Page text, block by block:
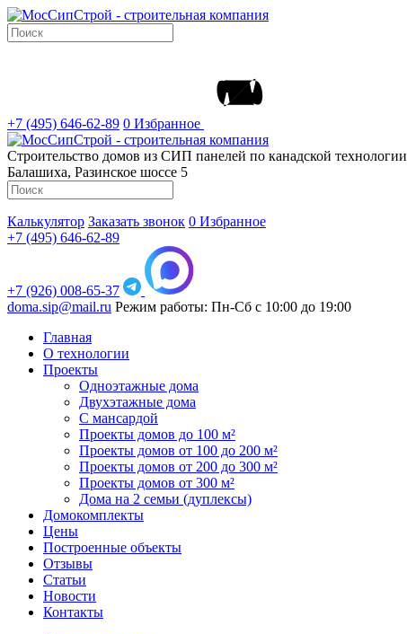
+7 (495) 646-62-89 0 Избранное
Строительство домов из СИП панелей по канадской технологии
Балашиха, Разинское шоссе 5
Калькулятор Заказать звонок 0 Избранное
+7 (495) 646-62-89
+7 (926) 008-65-37
doma.sip@mail.ru Режим работы: Пн-Сб с 10:00 до 19:00
Главная
О технологии
Проекты
Одноэтажные дома
Двухэтажные дома
С мансардой
Проекты домов до 100 м²
Проекты домов от 100 до 200 м²
Проекты домов от 200 до 300 м²
Проекты домов от 300 м²
Дома на 2 семьи (дуплексы)
Домокомплекты
Цены
Построенные объекты
Отзывы
Статьи
Новости
Контакты